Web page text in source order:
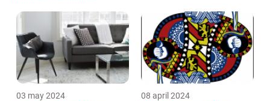
03 may 2024 08 april 2024